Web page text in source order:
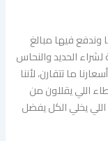
وندفع فيها مبالغ
الحديد والنحاس
ما تتقارن، لأننا
اللي يقللون من
يخلي الكل يفضل